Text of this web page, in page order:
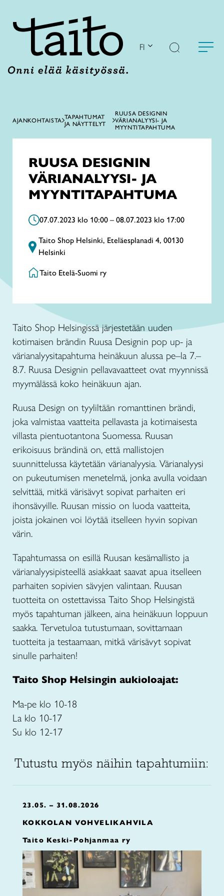
FI
AJANKOHTAISTA TAPAHTUMAT
JA NÄYTTELYT
RUUSA DESIGNIN
VÄRIANALYYSI- JA
MYYNTITAPAHTUMA
RUUSA DESIGNIN
VÄRIANALYYSI- JA
MYYNTITAPAHTUMA
07.07.2023 klo 10:00 – 08.07.2023 klo 17:00
Taito Shop Helsinki, Eteläesplanadi 4, 00130
Helsinki
Taito Etelä-Suomi ry
Taito Shop Helsingissä järjestetään uuden
kotimaisen brändin Ruusa Designin pop up- ja
värianalyysitapahtuma heinäkuun alussa pe–la 7.–
8.7. Ruusa Designin pellavavaatteet ovat myynnissä
myymälässä koko heinäkuun ajan.
Ruusa Design on tyyliltään romanttinen brändi,
joka valmistaa vaatteita pellavasta ja kotimaisesta
villasta pientuotantona Suomessa. Ruusan
erikoisuus brändinä on, että mallistojen
suunnittelussa käytetään värianalyysia. Värianalyysi
on pukeutumisen menetelmä, jonka avulla voidaan
selvittää, mitkä värisävyt sopivat parhaiten eri
ihonsävyille. Ruusan missio on luoda vaatteita,
joista jokainen voi löytää itselleen hyvin sopivan
värin.
Tapahtumassa on esillä Ruusan kesämallisto ja
värianalyysipisteellä asiakkaat saavat apua itselleen
parhaiten sopivien sävyjen valintaan. Ruusan
tuotteita on ostettavissa Taito Shop Helsingistä
myös tapahtuman jälkeen, aina heinäkuun loppuun
saakka. Tervetuloa tutustumaan, sovittamaan
tuotteita ja testaamaan, mitkä värisävyt sopivat
sinulle parhaiten!
Taito Shop Helsingin aukioloajat:
Ma-pe klo 10-18
La klo 10-17
Su klo 12-17
Tutustu myös näihin tapahtumiin:
23.05. – 31.08.2026
KOKKOLAN VOHVELIKAHVILA
Taito Keski-Pohjanmaa ry